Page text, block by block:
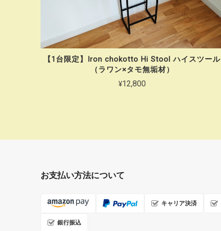
【1台限定】Iron chokotto Hi Stool ハイスツール
（ラワン×タモ無垢材）
¥12,800
お支払い方法について
キャリア決済
銀行振込